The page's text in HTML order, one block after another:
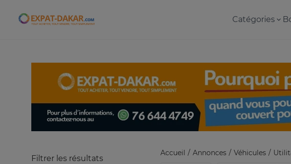
Expat-Dakar Catégories
Accueil Annonces Véhicules
Filtrer les résultats